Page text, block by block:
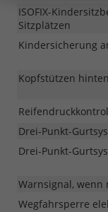
ISOFIX-
Sitzplätzen
Kindersicherung
Kopfstützen
Drei-Punkt-
Drei-Punkt-
Warnsignal,
Wegfahrsperre